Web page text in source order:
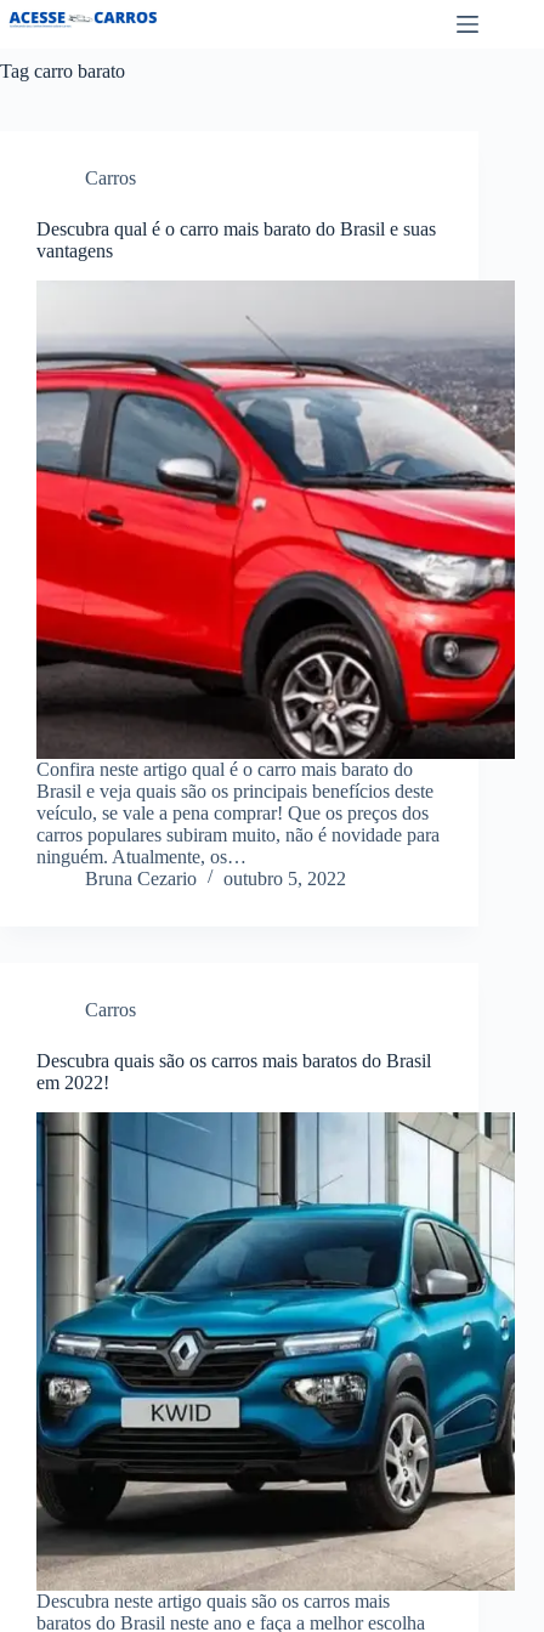
Pular
para
conteúdo
Tag carro barato
Carros
Descubra qual é o carro mais barato do Brasil e suas
vantagens
Confira neste artigo qual é o carro mais barato do
Brasil e veja quais são os principais benefícios deste
veículo, se vale a pena comprar! Que os preços dos
carros populares subiram muito, não é novidade para
ninguém. Atualmente, os…
Bruna Cezario
outubro 5, 2022
Carros
Descubra quais são os carros mais baratos do Brasil
em 2022!
Descubra neste artigo quais são os carros mais
baratos do Brasil neste ano e faça a melhor escolha